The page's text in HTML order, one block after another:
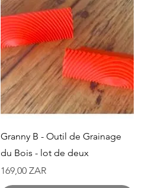
Aperçu rapide
Granny B - Outil de Grainage
du Bois - lot de deux
Prix
169,00 ZAR